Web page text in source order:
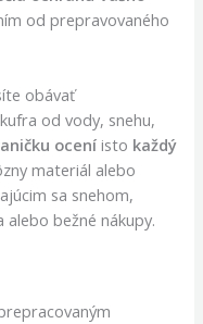
od prepravovaného
obávať
od vody, snehu,
ocení isto každý
materiál alebo
sa snehom,
bežné nákupy.